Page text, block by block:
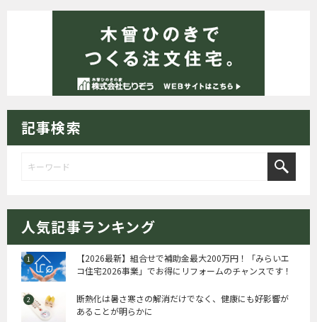
記事検索
人気記事ランキング
【2026最新】組合せで補助金最大200万円！「みらいエ
コ住宅2026事業」でお得にリフォームのチャンスです！
断熱化は暑さ寒さの解消だけでなく、健康にも好影響が
あることが明らかに